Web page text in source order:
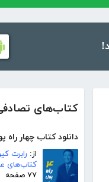
کتاب‌های
دانلود کتاب چهار راه
از: رابرت
کتاب‌های
۷۷ صفحه